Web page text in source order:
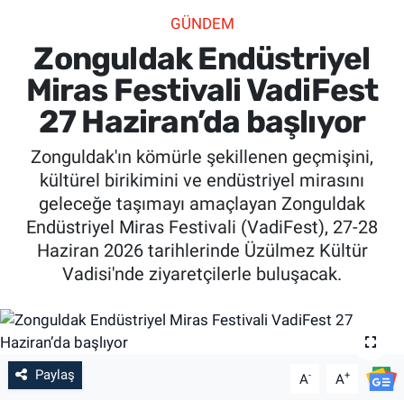
GÜNDEM
Zonguldak Endüstriyel
Miras Festivali VadiFest
27 Haziran’da başlıyor
Zonguldak'ın kömürle şekillenen geçmişini,
kültürel birikimini ve endüstriyel mirasını
geleceğe taşımayı amaçlayan Zonguldak
Endüstriyel Miras Festivali (VadiFest), 27-28
Haziran 2026 tarihlerinde Üzülmez Kültür
Vadisi'nde ziyaretçilerle buluşacak.
Paylaş A- A+
SPOR
SAĞLIK